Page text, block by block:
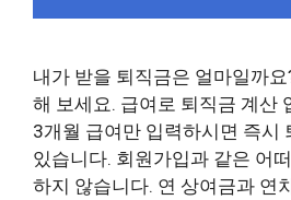
내가 받을 퇴직금은 얼마일까
해 보세요. 급여로 퇴직금 계산
3개월 급여만 입력하시면 즉시
있습니다. 회원가입과 같은 어
하지 않습니다. 연 상여금과 연